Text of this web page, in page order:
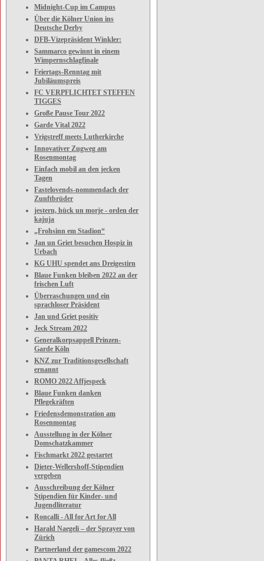
Midnight-Cup im Campus
Über die Kölner Union ins
Deutsche Derby
DFB-Vizepräsident Winkler:
Sammarco gewinnt in einem
Wimpernschlagfinale
Feiertags-Renntag mit
Jubiläumspreis
FC VERPFLICHTET STEFFEN
TIGGES
Große Pause Tour 2022
Garde Vital 2022
Vrigstreff meets Lutherkirche
Innovativer Zugweg am
Rosenmontag
Einfach mobil an den jecken
Tagen
Fastelovends-nommendach der
Zunftbrüder
jestern, hück un morje - orden der
kajuja
„Frohsinn em Stadion“
Jan un Griet besuchen Hospiz in
Urbach
KG UHU spendet ans Dreigestirn
Blaue Funken bleiben 2022 an der
frischen Luft
Überraschungen und ein
sprachloser Präsident
Jan und Griet positiv
Jeck Stream 2022
Generalkorpsappell Prinzen-
Garde Köln
KNZ zur Traditionsgesellschaft
ernannt
ROMO 2022 Affjespeck
Blaue Funken danken
Pflegekräften
Friedensdemonstration am
Rosenmontag
Ausstellung in der Kölner
Domschatzkammer
Fischmarkt 2022 gestartet
Dieter-Wellershoff-Stipendien
vergeben
Ausschreibung der Kölner
Stipendien für Kinder- und
Jugendliteratur
Roncalli - All for Art for All
Harald Naegeli – der Sprayer von
Zürich
Partnerland der gamescom 2022